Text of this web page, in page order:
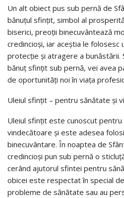
Un alt obiect pus sub pernă de
bănuțul sfințit, simbol al
biserici, preoții binecuvântează
credincioși, iar aceștia le folosesc
protecție și atragere a bunăstării.
bănuț sfințit sub pernă, vei avea
de oportunități noi în viața
Uleiul sfințit – pentru sănătate și
Uleiul sfințit este cunoscut
vindecătoare și este adesea
binecuvântare. În noaptea de
credincioși pun sub pernă o
cerând ajutorul sfintei pentru
obicei este respectat în special
probleme de sănătate sau au